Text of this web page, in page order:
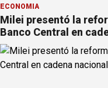
ECONOMÍA
Milei presentó la
Banco Central en